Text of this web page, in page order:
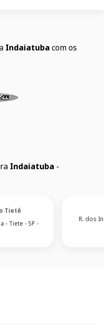
Indaiatuba com os
Indaiatuba -
Tietê
- Tiete - SP -
R. dos